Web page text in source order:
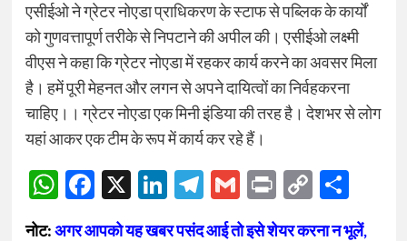
एसीईओ ने ग्रेटर नोएडा प्राधिकरण के स्टाफ से पब्लिक के कार्यों
को गुणवत्तापूर्ण तरीके से निपटाने की अपील की। एसीईओ लक्ष्मी
वीएस ने कहा कि ग्रेटर नोएडा में रहकर कार्य करने का अवसर मिला
है। हमें पूरी मेहनत और लगन से अपने दायित्वों का निर्वहकरना
चाहिए।। ग्रेटर नोएडा एक मिनी इंडिया की तरह है। देशभर से लोग
यहां आकर एक टीम के रूप में कार्य कर रहे हैं।
WhatsApp
Facebook
X LinkedIn
Telegram
Gmail
Print
Copy
Link
नोट:अगर आपको यह खबर पसंद आई तो इसे शेयर करना न भूलें,